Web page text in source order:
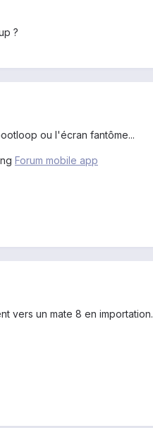
?
ou l'écran fantôme...
Forum mobile app
vers un mate 8 en importation.